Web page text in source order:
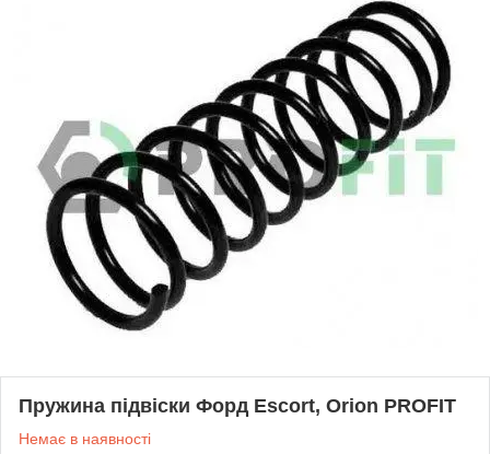
Пружина підвіски Форд Escort, Orion PROFIT
Немає в наявності